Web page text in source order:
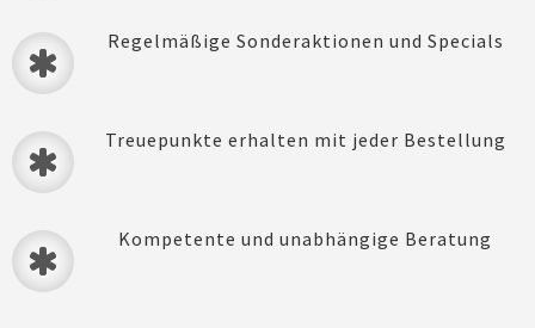
Regelmäßige Sonderaktionen und Specials
Treuepunkte erhalten mit jeder Bestellung
Kompetente und unabhängige Beratung